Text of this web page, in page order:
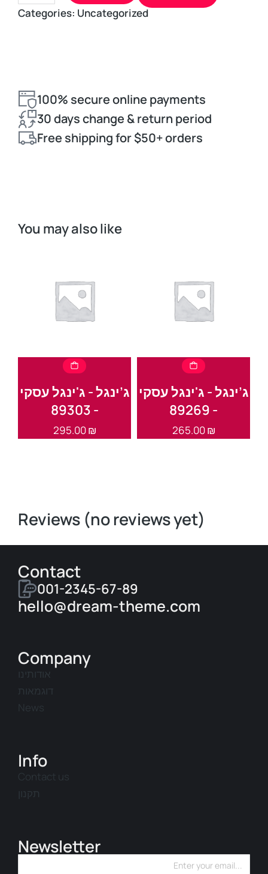
Categories: Uncategorized
100% secure online payments
30 days change & return period
Free shipping for $50+ orders
You may also like
ג’ינגל - ג'ינגל עסקי
- 89303
295.00₪
ג’ינגל - ג'ינגל עסקי
- 89269
265.00₪
Reviews (no reviews yet)
Contact
001-2345-67-89
hello@dream-theme.com
Company
אודותינו
דוגמאות
News
Info
Contact us
תקנון
Newsletter